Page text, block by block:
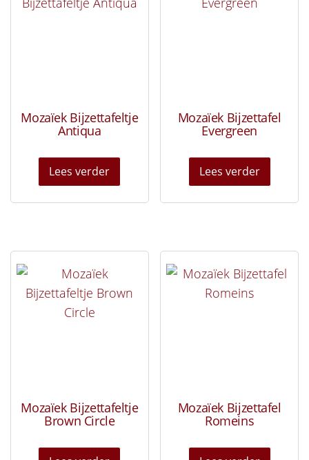
Mozaïek Bijzettafeltje
Antiqua
Lees verder
Mozaïek Bijzettafel
Evergreen
Lees verder
Mozaïek Bijzettafeltje
Brown Circle
Mozaïek Bijzettafel
Romeins